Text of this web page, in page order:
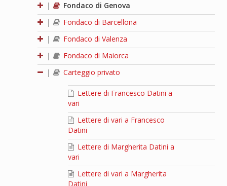
|
Fondaco di Genova
|
Fondaco di Barcellona
|
Fondaco di Valenza
|
Fondaco di Maiorca
|
Carteggio privato
Lettere di Francesco Datini a
vari
Lettere di vari a Francesco
Datini
Lettere di Margherita Datini a
vari
Lettere di vari a Margherita
Datini